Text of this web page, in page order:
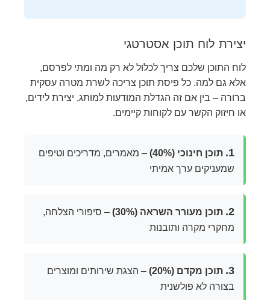
יצירת לוח תוכן אסטרטגי
לוח התוכן שלכם צריך לכלול לא רק מה ומתי לפרסם,
אלא גם למה. כל פיסת תוכן צריכה לשרת מטרה עסקית
ברורה – בין אם זה הגדלת המודעות למותג, יצירת לידים,
או חיזוק הקשר עם לקוחות קיימים.
1. תוכן חינוכי (40%)
– מאמרים, מדריכים וטיפים
שמעניקים ערך אמיתי
2. תוכן מעורר השראה (30%)
– סיפורי הצלחה,
מחקרי מקרה ותובנות
3. תוכן מקדם (20%)
– הצגת שירותים ומוצרים
בצורה לא פולשנית